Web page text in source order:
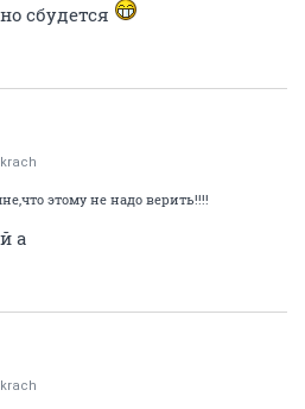
сбудется
krach
этому не надо верить!!!!
а
krach